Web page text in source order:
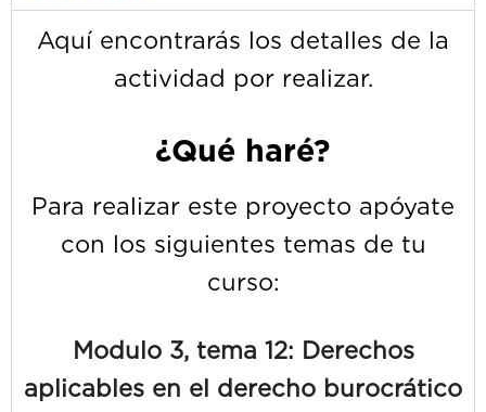
Aquí encontrarás los detalles de la
actividad por realizar.
¿Qué haré?
Para realizar este proyecto apóyate
con los siguientes temas de tu
curso:
Modulo 3, tema 12: Derechos
aplicables en el derecho burocrático